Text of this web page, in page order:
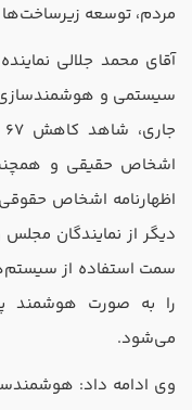
مردم، توسعه
آقای محمد جلالی
سیستمی و هوشمندسازی
اظهارنامه اشخاص
دیگر از نمایندگان
سمت استفاده از
را به صورت هوشمند
می‌شود.
وی ادامه داد: